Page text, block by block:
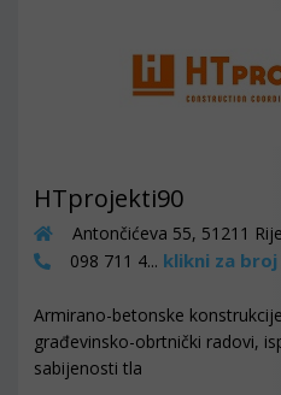
HTprojekti90
Antončićeva 55, 51211
098 711 4... klikni za broj
Armirano-betonske
građevinsko-obrtnički radovi,
sabijenosti tla